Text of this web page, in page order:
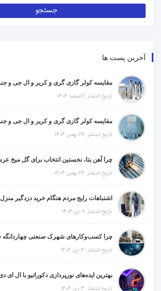
آخرین پست ها
تاریخ انتشار: 2 اسفند 1404
تاریخ انتشار: 26 بهمن 1404
تاریخ انتشار: 26 بهمن 1404
اشتباهات رایج مردم هنگام خرید دزدگیر منزل
تاریخ انتشار: 9 دی 1404
تاریخ انتشار: 3 دی 1404
تاریخ انتشار: 3 دی 1404